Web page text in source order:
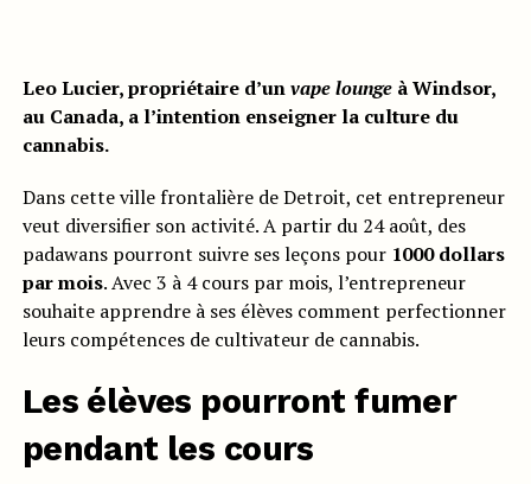
Leo Lucier, propriétaire d’unvape loungeà Windsor,
au Canada, a l’intention enseigner la culture du
cannabis.
Dans cette ville frontalière de Detroit, cet entrepreneur
veut diversifier son activité. A partir du 24 août, des
padawans pourront suivre ses leçons pour 1000 dollars
par mois. Avec 3 à 4 cours par mois, l’entrepreneur
souhaite apprendre à ses élèves comment perfectionner
leurs compétences de cultivateur de cannabis.
Les élèves pourront fumer
pendant les cours